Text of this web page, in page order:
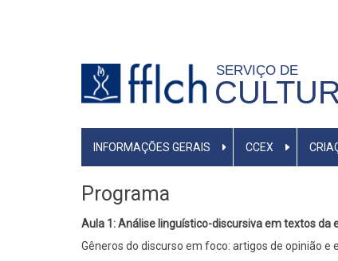
SERVIÇO DE
MENU
INFORMAÇÕES GERAIS CCEX
Programa
Aula 1: Análise linguístico-discursiva em textos da
Gêneros do discurso em foco: artigos de opinião e